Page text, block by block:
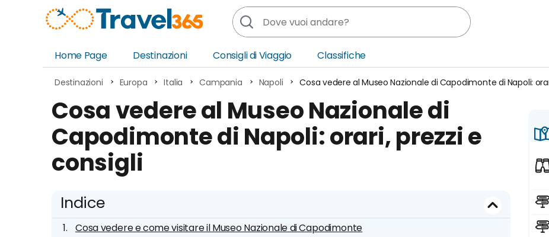
Home Page
Destinazioni
Europa
Nord America
America Centrale
Sud America
Medio Oriente
Consigli di Viaggio Classifiche
Destinazioni Europa Italia Campania Napoli Cosa vedere al Museo Nazionale di Capodimonte di Napoli:
Cosa vedere al Museo Nazionale di
Capodimonte di Napoli: orari, prezzi e
consigli
Indice
Cosa vedere e come visitare il Museo Nazionale di Capodimonte